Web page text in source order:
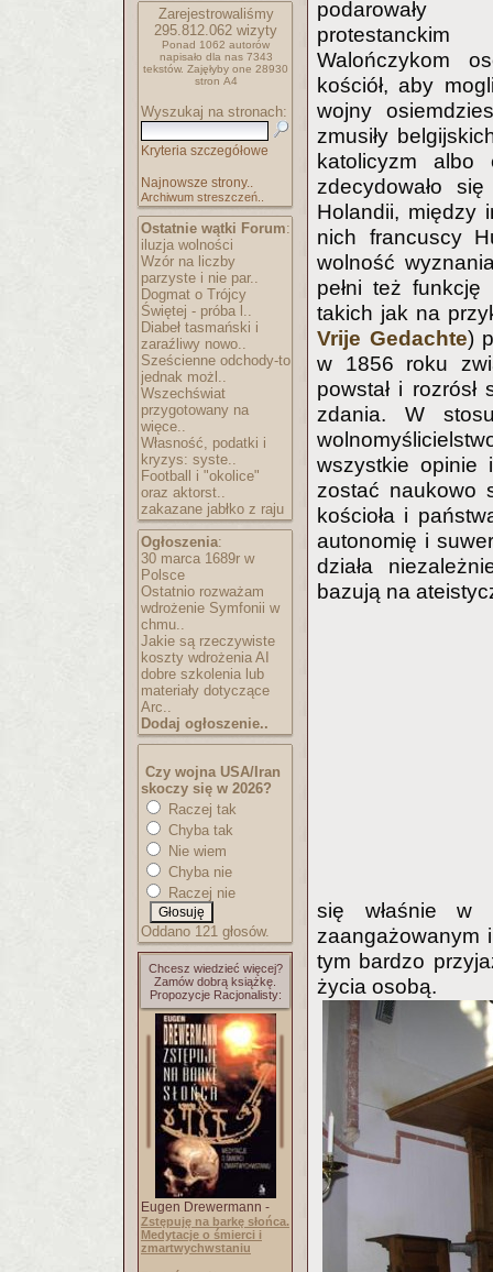
Zarejestrowaliśmy
295.812.062 wizyty
Ponad 1062 autorów
napisało dla nas 7343
tekstów. Zajęłyby one 28930
stron A4
Wyszukaj na stronach:
Kryteria szczegółowe
Najnowsze strony..
Archiwum streszczeń..
Ostatnie wątki Forum:
iluzja wolności
Wzór na liczby
parzyste i nie par..
Dogmat o Trójcy
Świętej - próba l..
Diabeł tasmański i
zaraźliwy nowo..
Sześcienne odchody-to
jednak możl..
Wszechświat
przygotowany na
więce..
Własność, podatki i
kryzys: syste..
Football i "okolice"
oraz aktorst..
zakazane jabłko z raju
Ogłoszenia:
30 marca 1689r w
Polsce
Ostatnio rozważam
wdrożenie Symfonii w
chmu..
Jakie są rzeczywiste
koszty wdrożenia AI
dobre szkolenia lub
materiały dotyczące
Arc..
Dodaj ogłoszenie..
Czy wojna USA/Iran
skoczy się w 2026?
Raczej tak
Chyba tak
Nie wiem
Chyba nie
Raczej nie
Oddano 121 głosów.
Chcesz wiedzieć więcej?
Zamów dobrą książkę.
Propozycje Racjonalisty:
Eugen Drewermann -
Zstępuję na barkę słońca.
Medytacje o śmierci i
zmartwychwstaniu
podarowały
protestanckim
Walończykom
kościół, aby
wojny
zmusiły
katolicyzm albo
zdecydowało
Holandii, między
nich francuscy
wolność
pełni też
takich jak na
Vrije Gedachte)
w 1856 roku
powstał i
zdania. W
wszystkie opinie
zostać naukowo
kościoła i
autonomię i
działa
bazują na
się właśnie w
zaangażowanym
tym bardzo
życia osobą.